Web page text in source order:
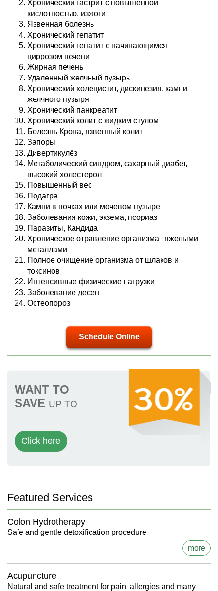
Хронический гастрит с повышенной
кислотностью, изжоги
Язвенная болезнь
Хронический гепатит
Хронический гепатит с начинающимся
циррозом печени
Жирная печень
Удаленный желчный пузырь
Хронический холецистит, дискинезия, камни
желчного пузыря
Хронический панкреатит
Хронический колит с жидким стулом
Болезнь Крона, язвенный колит
Запоры
Дивертикулёз
Метаболический синдром, сахарный диабет,
высокий холестерол
Повышенный вес
Подагра
Камни в почках или мочевом пузыре
Заболевания кожи, экзема, псориаз
Паразиты, Кандида
Хроническое отравление организма тяжелыми
металлами
Полное очищение организма от шлаков и
токсинов
Интенсивные физические нагрузки
Заболевание десен
Остеопороз
Schedule Online
WANT TO
SAVE UP TO
Click here
Featured Services
Colon Hydrotherapy
Safe and gentle detoxification procedure
more
Acupuncture
Natural and safe treatment for pain, allergies and many